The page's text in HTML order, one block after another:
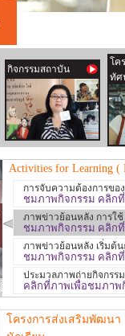
Activities for Learning (
การจับความต้องการของ
ชมภาพกิจกรรม คลิก
ภาพข่าวย้อนหลัง การใช้
ชมภาพกิจกรรม คลิก
ภาพข่าวย้อนหลัง เริ่มต้น
ชมภาพกิจกรรม คลิก
ประมวลภาพถ่ายกิจกรร
คลิกที่ภาพเพื่อชมภาพ
โครงการส่งเสริมพัฒนา